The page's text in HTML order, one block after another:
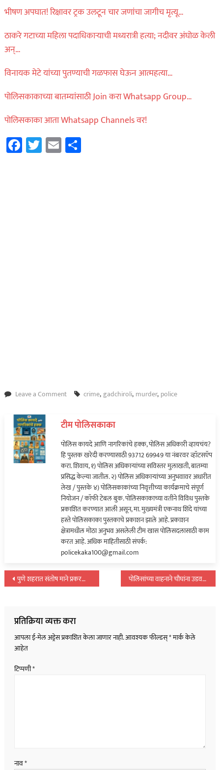
भीषण अपघात! रिक्षावर ट्रक उलटून चार जणांचा जागीच मृत्यू…
ठाकरे गटाच्या महिला पदाधिकाऱ्याची मध्यरात्री हत्या; नदीवर अंघोळ केली
अन्…
विनायक मेटे यांच्या पुतण्याची गळफास घेऊन आत्महत्या…
पोलिसकाकाच्या बातम्यांसाठी Join करा Whatsapp Group…
पोलिसकाका आता Whatsapp Channels वर!
Facebook
Twitter
EmailShare
Leave a Commenton
नव्हे
१६
जणांच्या
हत्येचा
होता
दोघींचा
कट…
crime,gadchiroli, murder, police
टीम पोलिसकाका
पोलिस कायदे आणि नागरिकांचे हक्क, पोलिस अधिकारी व्हायचंय?
हि पुस्तक खरेदी करण्यासाठी 93712 69949 या नंबरवर व्हॉटसऍप
करा. शिवाय, १) पोलिस अधिकाऱ्यांच्या सविस्तर मुलाखती, बातम्या
प्रसिद्ध केल्या जातील. २) पोलिस अधिकाऱ्यांच्या अनुभवावर अधारीत
लेख / पुस्तके ४) पोलिसकाकांच्या निवृत्तीच्या कार्यक्रमाचे संपूर्ण
नियोजन / कॉफी टेबल बुक. पोलिसकाकाच्या वतीने विविध पुस्तके
प्रकाशित करण्यात आली असून, मा. मुख्यमंत्री एकनाथ शिंदे यांच्या
हस्ते पोलिसकाका पुस्तकाचे प्रकाशन झाले आहे. प्रकाशन
क्षेत्रामधील मोठा अनुभव असलेली टीम खास पोलिसदलासाठी काम
करत आहे. अधिक माहितीसाठी संपर्क:
policekaka100@gmail.com
पोस्टचे
पुणे शहरात संतोष माने प्रकरणाची पुनरावृत्ती; अनेक गाड्यांना उडवले… पोलिसांच्या वाहनाने चौघांना उडवले; एकाचा जागीच मृत्यू…
प्रतिक्रिया व्यक्त करा
आपला ई-मेल अड्रेस प्रकाशित केला जाणार नाही.आवश्यक फील्डस्*मार्क केले
आहेत
टिप्पणी*
नाव*